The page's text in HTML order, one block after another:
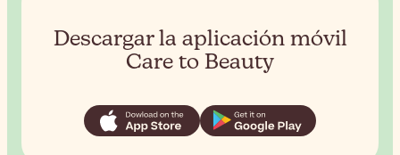
Descargar la aplicación móvil
Care to Beauty